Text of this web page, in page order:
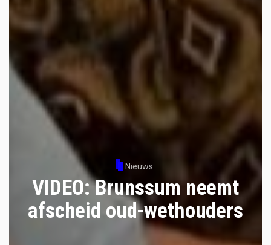
Nieuws
VIDEO: Brunssum neemt
afscheid oud-wethouders